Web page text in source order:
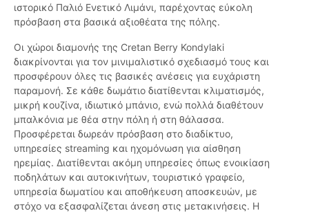
ιστορικό Παλιό Ενετικό Λιμάνι, παρέχοντας εύκολη
πρόσβαση στα βασικά αξιοθέατα της πόλης.
Οι χώροι διαμονής της Cretan Berry Kondylaki
διακρίνονται για τον μινιμαλιστικό σχεδιασμό τους και
προσφέρουν όλες τις βασικές ανέσεις για ευχάριστη
παραμονή. Σε κάθε δωμάτιο διατίθενται κλιματισμός,
μικρή κουζίνα, ιδιωτικό μπάνιο, ενώ πολλά διαθέτουν
μπαλκόνια με θέα στην πόλη ή στη θάλασσα.
Προσφέρεται δωρεάν πρόσβαση στο διαδίκτυο,
υπηρεσίες streaming και ηχομόνωση για αίσθηση
ηρεμίας. Διατίθενται ακόμη υπηρεσίες όπως ενοικίαση
ποδηλάτων και αυτοκινήτων, τουριστικό γραφείο,
υπηρεσία δωματίου και αποθήκευση αποσκευών, με
στόχο να εξασφαλίζεται άνεση στις μετακινήσεις. Η